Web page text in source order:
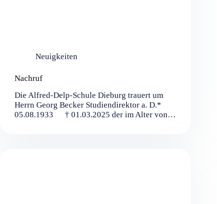
Neuigkeiten
Nachruf
Die Alfred-Delp-Schule Dieburg trauert um
Herrn Georg Becker Studiendirektor a. D.*
05.08.1933 † 01.03.2025 der im Alter von…